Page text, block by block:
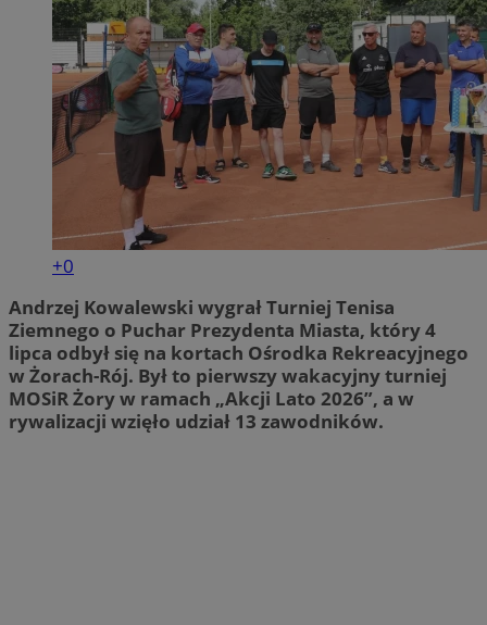
+0
Andrzej Kowalewski wygrał Turniej Tenisa
Ziemnego o Puchar Prezydenta Miasta, który 4
lipca odbył się na kortach Ośrodka Rekreacyjnego
w Żorach-Rój. Był to pierwszy wakacyjny turniej
MOSiR Żory w ramach „Akcji Lato 2026”, a w
rywalizacji wzięło udział 13 zawodników.